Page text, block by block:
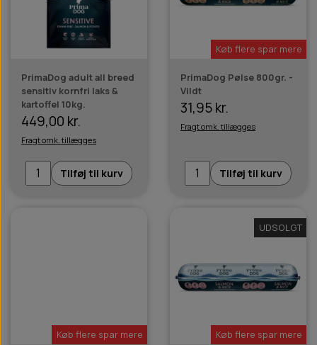
PrimaDog adult all breed
sensitiv kornfri laks &
kartoffel 10kg.
449,00 kr.
Fragt omk. tillægges
Tilføj til kurv
Køb flere spar mere
PrimaDog Pølse 800gr. -
Vildt
31,95 kr.
Fragt omk. tillægges
Tilføj til kurv
Køb flere spar mere
UDSOLGT
Køb flere spar mere